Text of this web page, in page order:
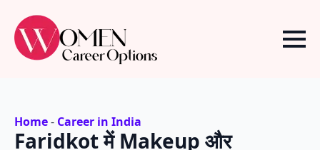
Home- Career in India
Faridkot में Makeup और